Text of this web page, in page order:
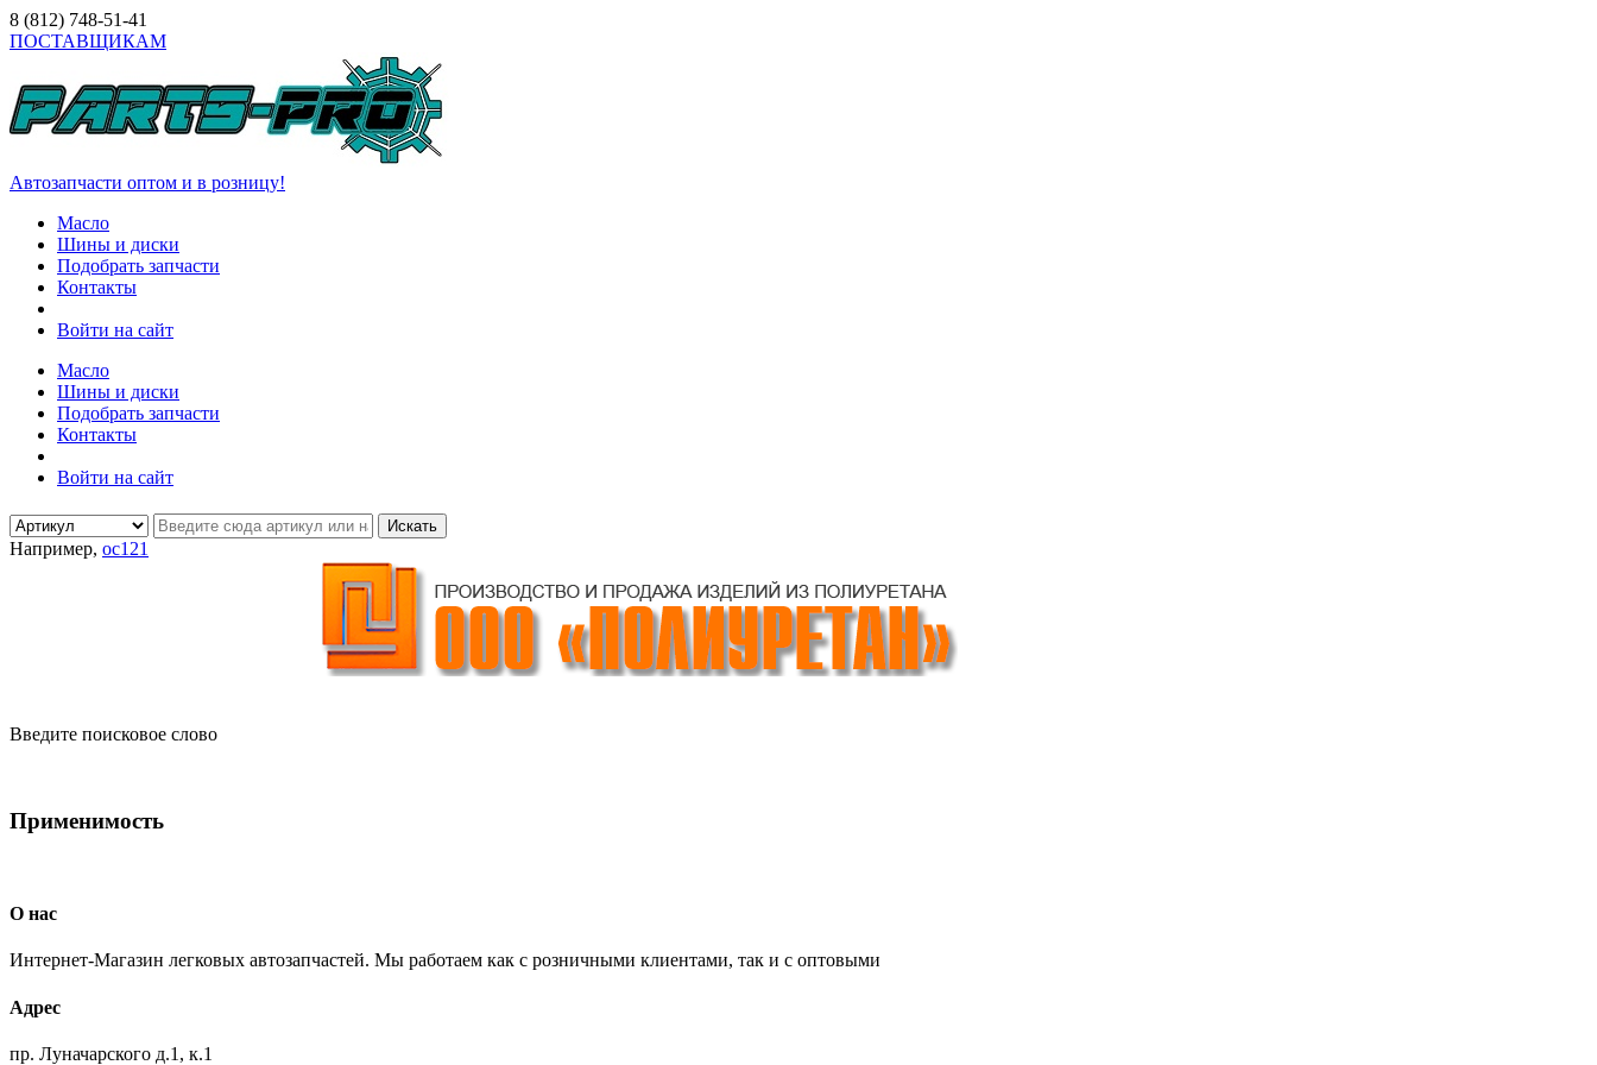
8 (812) 748-51-41
ПОСТАВЩИКАМ
Автозапчасти оптом и в розницу!
Масло
Шины и диски
Подобрать запчасти
Контакты
Войти на сайт
Масло
Шины и диски
Подобрать запчасти
Контакты
Войти на сайт
Например, oc121
Введите поисковое слово
Применимость
О нас
Интернет-Магазин легковых автозапчастей. Мы работаем как с розничными клиентами, так и с оптовыми
Адрес
пр. Луначарского д.1, к.1